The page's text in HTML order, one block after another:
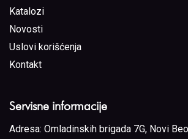
Katalozi
Novosti
Uslovi korišćenja
Kontakt
Servisne informacije
Adresa: Omladinskih brigada 7G, Novi